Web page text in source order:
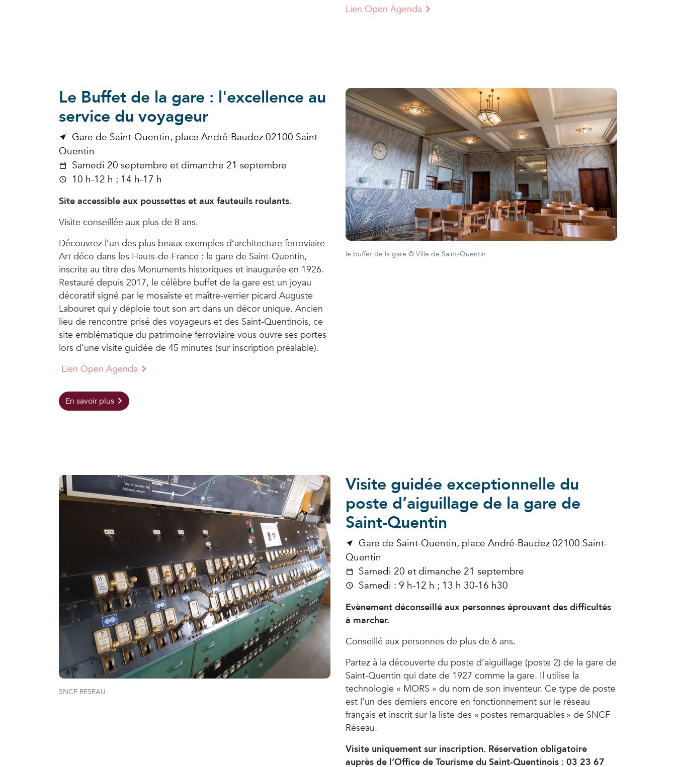
Lien Open Agenda
Le Buffet de la gare : l'excellence au
service du voyageur
Gare de Saint-Quentin, place André-Baudez 02100 Saint-
Quentin
Samedi 20 septembre et dimanche 21 septembre
10 h-12 h ; 14 h-17 h
Site accessible aux poussettes et aux fauteuils roulants.
Visite conseillée aux plus de 8 ans.
Découvrez l’un des plus beaux exemples d’architecture ferroviaire
Art déco dans les Hauts-de-France : la gare de Saint-Quentin,
inscrite au titre des Monuments historiques et inaugurée en 1926.
Restauré depuis 2017, le célèbre buffet de la gare est un joyau
décoratif signé par le mosaïste et maître-verrier picard Auguste
Labouret qui y déploie tout son art dans un décor unique. Ancien
lieu de rencontre prisé des voyageurs et des Saint-Quentinois, ce
site emblématique du patrimoine ferroviaire vous ouvre ses portes
lors d’une visite guidée de 45 minutes (sur inscription préalable).
Lien Open Agenda
En savoir plus
le buffet de la gare © Ville de Saint-Quentin
Visite guidée exceptionnelle du
poste d’aiguillage de la gare de
Saint-Quentin
Gare de Saint-Quentin, place André-Baudez 02100 Saint-
Quentin
Samedi 20 et dimanche 21 septembre
Samedi : 9 h-12 h ; 13 h 30-16 h30
Evènement déconseillé aux personnes éprouvant des difficultés
à marcher.
Conseillé aux personnes de plus de 6 ans.
Partez à la découverte du poste d’aiguillage (poste 2) de la gare de
Saint-Quentin qui date de 1927 comme la gare. Il utilise la
technologie « MORS » du nom de son inventeur. Ce type de poste
est l’un des derniers encore en fonctionnement sur le réseau
français et inscrit sur la liste des « postes remarquables » de SNCF
Réseau.
Visite uniquement sur inscription. Réservation obligatoire
auprès de l’Office de Tourisme du Saint-Quentinois : 03 23 67
SNCF RESEAU